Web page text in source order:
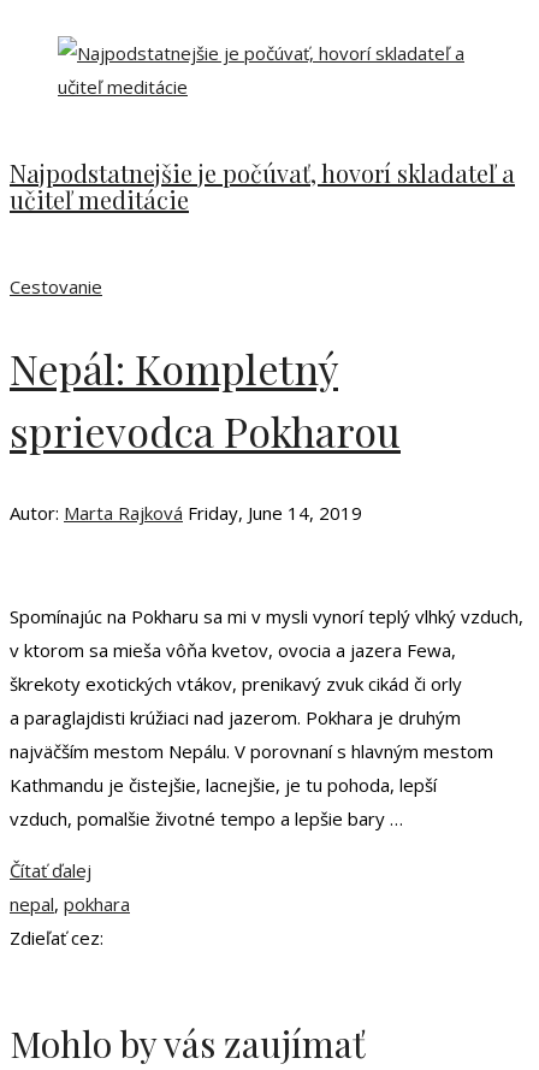
Najpodstatnejšie je počúvať, hovorí skladateľ a
učiteľ meditácie
Cestovanie
Nepál: Kompletný
sprievodca Pokharou
Autor: Marta Rajková Friday, June 14, 2019
Spomínajúc na Pokharu sa mi v mysli vynorí teplý vlhký vzduch,
v ktorom sa mieša vôňa kvetov, ovocia a jazera Fewa,
škrekoty exotických vtákov, prenikavý zvuk cikád či orly
a paraglajdisti krúžiaci nad jazerom. Pokhara je druhým
najväčším mestom Nepálu. V porovnaní s hlavným mestom
Kathmandu je čistejšie, lacnejšie, je tu pohoda, lepší
vzduch, pomalšie životné tempo a lepšie bary …
Čítať ďalej
nepal, pokhara
Zdieľať cez:
Mohlo by vás zaujímať